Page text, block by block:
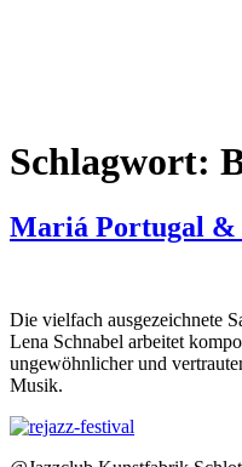
Schlagwort:
Mariá Portugal &
Die vielfach ausgezeichnete
Lena Schnabel arbeitet
ungewöhnlicher und
Musik.